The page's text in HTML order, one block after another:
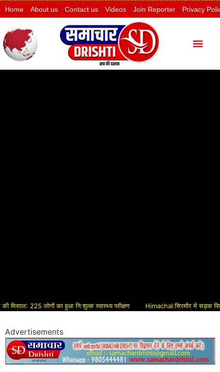
Home About us Contact us Videos Join Reporter Privacy
225 लोगों का हुआ निःशुल्क स्वास्थ्य परीक्षण Himachal:सिरमौर में सड़क विकास को
Advertisements